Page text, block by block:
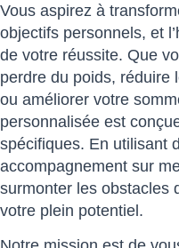
Vous aspirez à
objectifs personnels, et
de votre réussite. Que
perdre du poids, réduire
ou améliorer votre
personnalisée est
spécifiques. En utilisant
accompagnement sur
surmonter les obstacles
votre plein potentiel.